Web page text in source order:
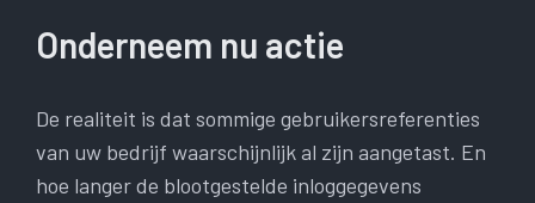
Onderneem nu actie
De realiteit is dat sommige gebruikersreferenties
van uw bedrijf waarschijnlijk al zijn aangetast. En
hoe langer de blootgestelde inloggegevens